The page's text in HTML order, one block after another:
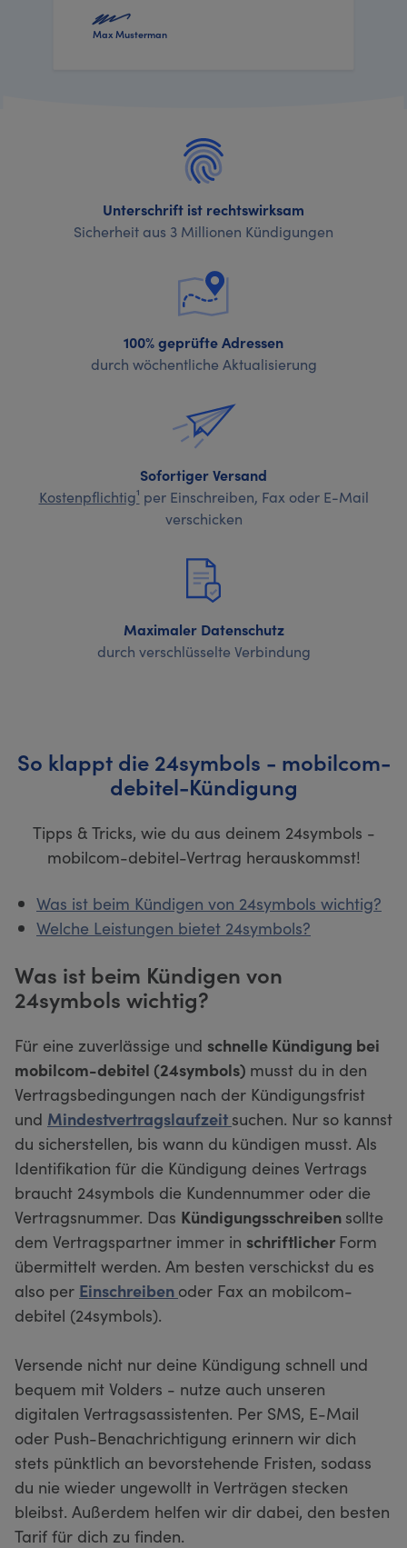
Max Musterman
Unterschrift ist rechtswirksam
Sicherheit aus 3 Millionen Kündigungen
100% geprüfte Adressen
durch wöchentliche Aktualisierung
Sofortiger Versand
Kostenpflichtig¹ per Einschreiben, Fax oder E-Mail
verschicken
Maximaler Datenschutz
durch verschlüsselte Verbindung
So klappt die 24symbols - mobilcom-
debitel-Kündigung
Tipps & Tricks, wie du aus deinem 24symbols -
mobilcom-debitel-Vertrag herauskommst!
Was ist beim Kündigen von 24symbols wichtig?
Welche Leistungen bietet 24symbols?
Was ist beim Kündigen von
24symbols wichtig?
Für eine zuverlässige und schnelle Kündigung bei
mobilcom-debitel (24symbols) musst du in den
Vertragsbedingungen nach der Kündigungsfrist
und Mindestvertragslaufzeit suchen. Nur so kannst
du sicherstellen, bis wann du kündigen musst. Als
Identifikation für die Kündigung deines Vertrags
braucht 24symbols die Kundennummer oder die
Vertragsnummer. Das Kündigungsschreiben sollte
dem Vertragspartner immer in schriftlicher Form
übermittelt werden. Am besten verschickst du es
also per Einschreiben oder Fax an mobilcom-
debitel (24symbols).
Versende nicht nur deine Kündigung schnell und
bequem mit Volders - nutze auch unseren
digitalen Vertragsassistenten. Per SMS, E-Mail
oder Push-Benachrichtigung erinnern wir dich
stets pünktlich an bevorstehende Fristen, sodass
du nie wieder ungewollt in Verträgen stecken
bleibst. Außerdem helfen wir dir dabei, den besten
Tarif für dich zu finden.